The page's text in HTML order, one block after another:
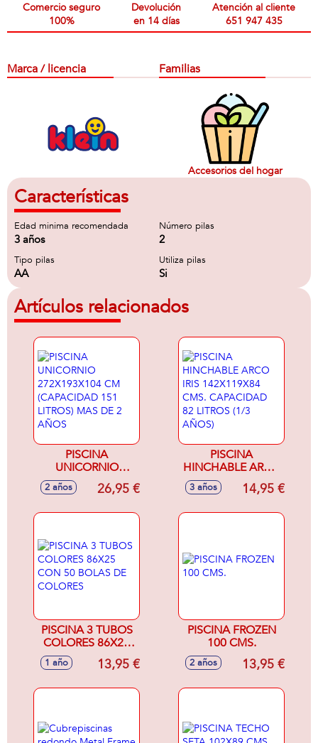
Comercio seguro
100%
Devolución
en 14 días
Atención al cliente
651 947 435
Marca / licencia Familias
Accesorios del hogar
Características
Edad minima recomendada
3 años
Número pilas
2
Tipo pilas
AA
Utiliza pilas
Si
Artículos relacionados
PISCINA
UNICORNIO
272X193X104 CM
(CAPACIDAD 151
2 años 26,95 €
PISCINA
HINCHABLE ARCO
IRIS 142X119X84
CMS. CAPACIDAD
3 años 14,95 €
PISCINA 3 TUBOS
COLORES 86X25
CON 50 BOLAS DE
COLORES
1 año 13,95 €
PISCINA FROZEN
100 CMS.
2 años 13,95 €